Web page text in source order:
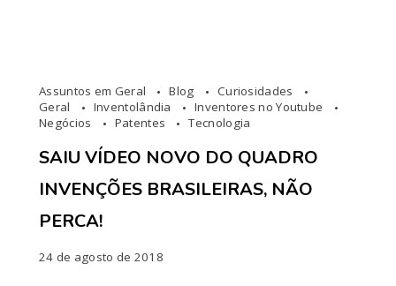
Assuntos em Geral Blog
Curiosidades
Geral
Inventolândia
Inventores no Youtube
Negócios
Patentes Tecnologia
SAIU VÍDEO NOVO DO QUADRO
INVENÇÕES BRASILEIRAS, NÃO
PERCA!
24 de agosto de 2018